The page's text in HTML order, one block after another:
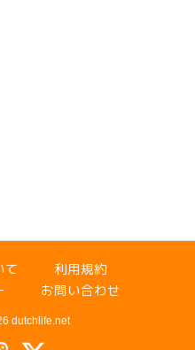
て
利用規約
お問い合わせ
dutchlife.net